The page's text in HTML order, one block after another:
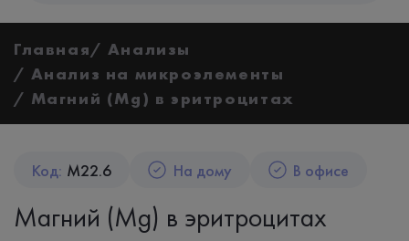
Главная
Анализы
Анализ на микроэлементы
Магний (Mg) в эритроцитах
Код: M22.6 На дому В офисе
Магний (Mg) в эритроцитах